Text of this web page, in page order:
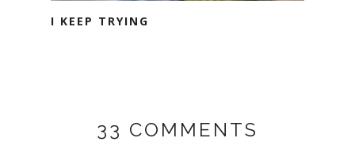
I KEEP TRYING
33 COMMENTS